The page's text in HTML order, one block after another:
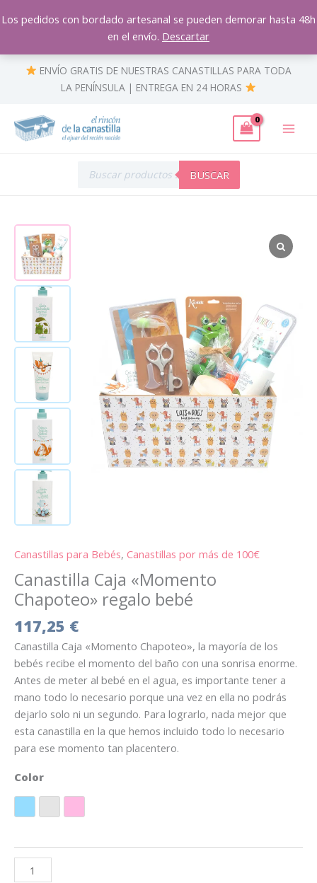
Los pedidos con bordado artesanal se pueden demorar hasta 48h
en el envío. Descartar
al
ENVÍO GRATIS DE NUESTRAS CANASTILLAS PARA TODA
LA PENÍNSULA | ENTREGA EN 24 HORAS
productos
BUSCAR
Canastillas para Bebés, Canastillas por más de 100€
Canastilla Caja «Momento
Chapoteo» regalo bebé
117,25 €
Canastilla Caja «Momento Chapoteo», la mayoría de los
bebés recibe el momento del baño con una sonrisa enorme.
Antes de meter al bebé en el agua, es importante tener a
mano todo lo necesario porque una vez en ella no podrás
dejarlo solo ni un segundo. Para lograrlo, nada mejor que
esta canastilla en la que hemos incluido todo lo necesario
para ese momento tan placentero.
Color
Azul Gris Rosa
Canastilla
Caja
"Momento
Chapoteo"
regalo
bebé
cantidad